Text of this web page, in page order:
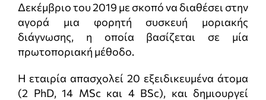
Δεκέμβριο του 2019 με σκοπό να διαθέσει στην
αγορά μια φορητή συσκευή μοριακής
διάγνωσης, η οποία βασίζεται σε μία
πρωτοποριακή μέθοδο.
H εταιρία απασχολεί 20 εξειδικευμένα άτομα
(2 PhD, 14 MSc και 4 BSc), και δημιουργεί